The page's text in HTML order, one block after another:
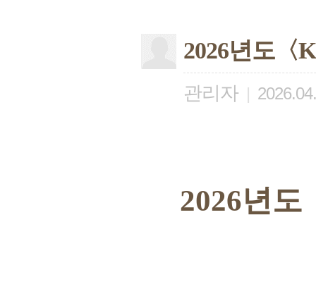
2026년도〈
관리자 |
2026년도